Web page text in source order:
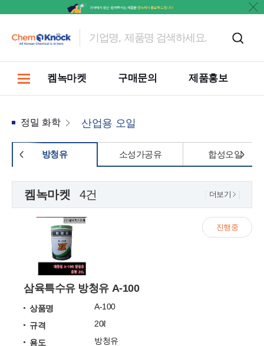
켐녹마켓 구매문의 제품홍보
정밀 화학 산업용 오일
방청유 소성가공유 합성오일
켐녹마켓 4건 더보기
삼육특수유 방청유 A-100
상품명
A-100
규격
20ℓ
용도
방청유
진행중